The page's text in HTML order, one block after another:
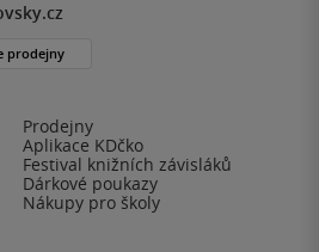
Prodejny
Aplikace KDčko
Festival knižních závisláků
Dárkové poukazy
Nákupy pro školy
prodejny